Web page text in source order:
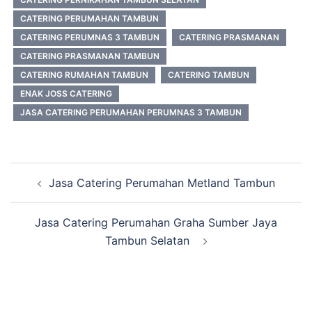
CATERING PERUMAHAN TAMBUN
CATERING PERUMNAS 3 TAMBUN
CATERING PRASMANAN
CATERING PRASMANAN TAMBUN
CATERING RUMAHAN TAMBUN
CATERING TAMBUN
ENAK JOSS CATERING
JASA CATERING PERUMAHAN PERUMNAS 3 TAMBUN
navigation
Jasa Catering Perumahan Metland Tambun
Jasa Catering Perumahan Graha Sumber Jaya
Tambun Selatan